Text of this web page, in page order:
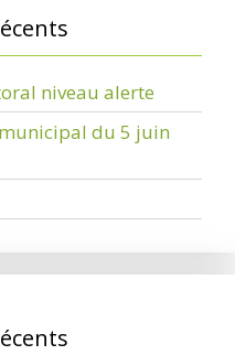
niveau alerte
du 5 juin